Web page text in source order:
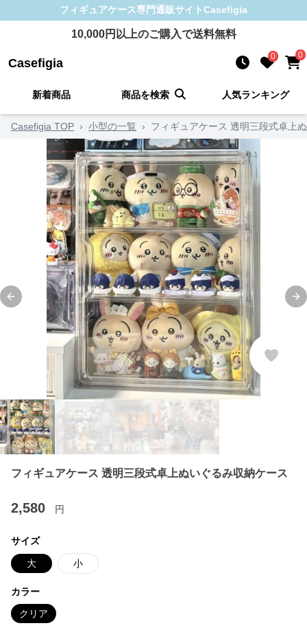
フィギュアケース専門通販サイトCasefigia
10,000円以上のご購入で送料無料
Casefigia 0 0
新着商品 商品を検索 人気ランキング
Casefigia TOP › 小型の一覧 › フィギュアケース 透明三段式卓上
Previous slide
フィギュアケース 透明三段式卓上ぬいぐるみ収納ケース
2,580 円
サイズ
大 小
カラー
クリア